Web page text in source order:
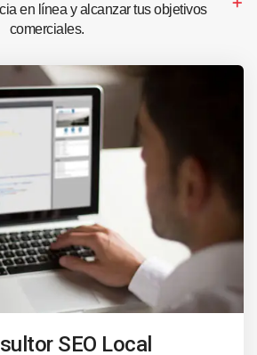
en línea y alcanzar tus objetivos
comerciales.
SEO Local